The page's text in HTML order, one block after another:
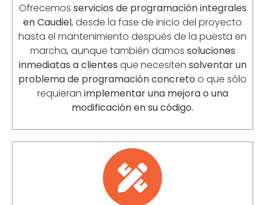
Ofrecemos servicios de programación integrales
en Caudiel, desde la fase de inicio del proyecto
hasta el mantenimiento después de la puesta en
marcha, aunque también damos soluciones
inmediatas a clientes que necesiten solventar un
problema de programación concreto o que sólo
requieran implementar una mejora o una
modificación en su código.